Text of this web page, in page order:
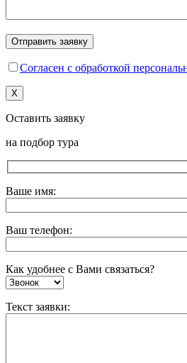
Согласен с обработкой
X
Оставить заявку
на подбор тура
Ваше имя:
Ваш телефон:
Как удобнее с Вами связаться?
Текст заявки: